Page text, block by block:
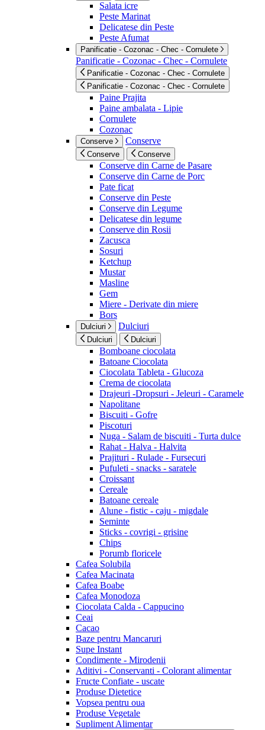
Salata icre
Peste Marinat
Delicatese din Peste
Peste Afumat
Panificatie - Cozonac - Chec - Cornulete
Panificatie - Cozonac - Chec - Cornulete
Panificatie - Cozonac - Chec - Cornulete
Panificatie - Cozonac - Chec - Cornulete
Paine Prajita
Paine ambalata - Lipie
Cornulete
Cozonac
Conserve Conserve
Conserve Conserve
Conserve din Carne de Pasare
Conserve din Carne de Porc
Pate ficat
Conserve din Peste
Conserve din Legume
Delicatese din legume
Conserve din Rosii
Zacusca
Sosuri
Ketchup
Mustar
Masline
Gem
Miere - Derivate din miere
Bors
Dulciuri Dulciuri
Dulciuri Dulciuri
Bomboane ciocolata
Batoane Ciocolata
Ciocolata Tableta - Glucoza
Crema de ciocolata
Drajeuri -Dropsuri - Jeleuri - Caramele
Napolitane
Biscuiti - Gofre
Piscoturi
Nuga - Salam de biscuiti - Turta dulce
Rahat - Halva - Halvita
Prajituri - Rulade - Fursecuri
Pufuleti - snacks - saratele
Croissant
Cereale
Batoane cereale
Alune - fistic - caju - migdale
Seminte
Sticks - covrigi - grisine
Chips
Porumb floricele
Cafea Solubila
Cafea Macinata
Cafea Boabe
Cafea Monodoza
Ciocolata Calda - Cappucino
Ceai
Cacao
Baze pentru Mancaruri
Supe Instant
Condimente - Mirodenii
Aditivi - Conservanti - Colorant alimentar
Fructe Confiate - uscate
Produse Dietetice
Vopsea pentru oua
Produse Vegetale
Supliment Alimentar